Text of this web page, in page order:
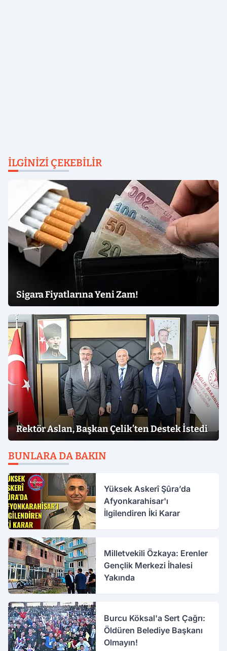
İLGINIZI ÇEKEBILIR
Sigara Fiyatlarına Yeni Zam!
Rektör Aslan, Başkan Çelik’ten Destek İstedi
BUNLARA DA BAKIN
Yüksek Askerî Şûra’da
Afyonkarahisar'ı
İlgilendiren İki Karar
Milletvekili Özkaya: Erenler
Gençlik Merkezi İhalesi
Yakında
Burcu Köksal'a Sert Çağrı:
Öldüren Belediye Başkanı
Olmayın!